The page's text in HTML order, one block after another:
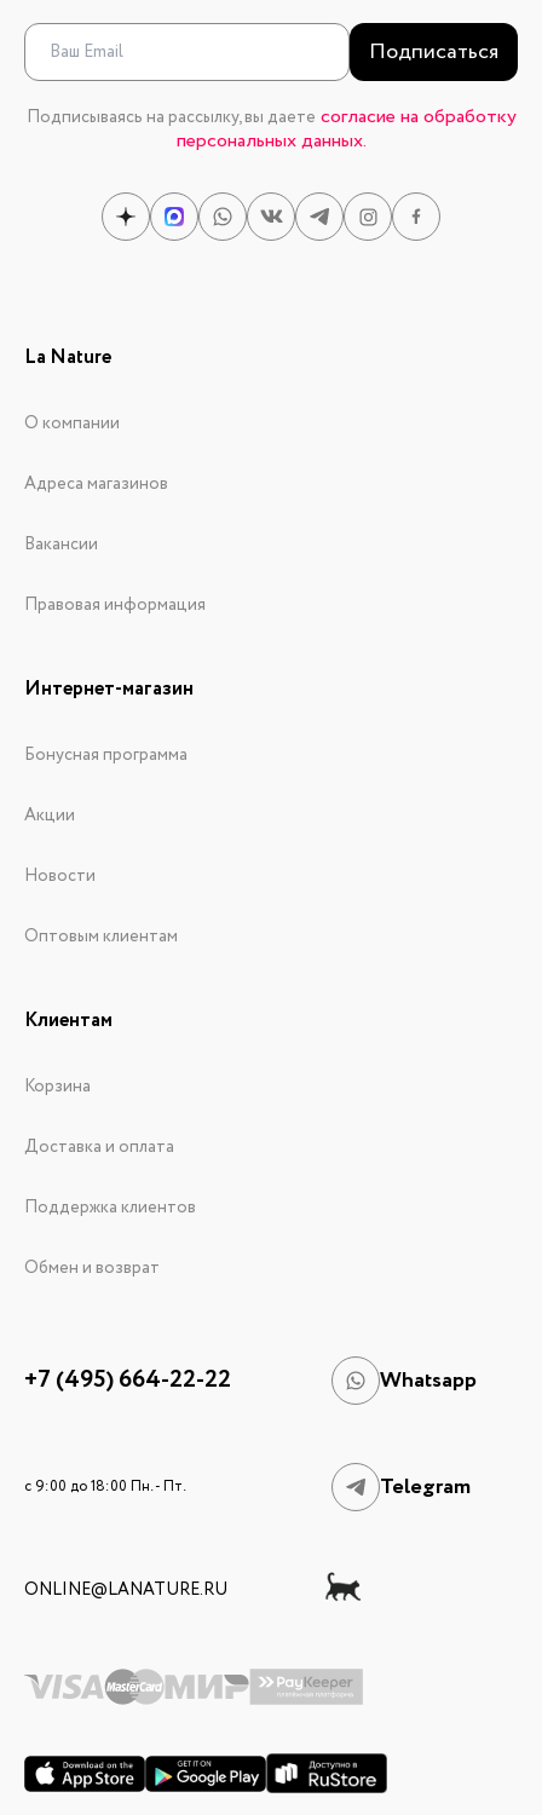
Подписаться
Подписываясь на рассылку, вы даете согласие на обработку
персональных данных.
La Nature
О компании
Адреса магазинов
Вакансии
Правовая информация
Интернет-магазин
Бонусная программа
Акции
Новости
Оптовым клиентам
Клиентам
Корзина
Доставка и оплата
Поддержка клиентов
Обмен и возврат
+7 (495) 664-22-22 Whatsapp
c 9:00 до 18:00 Пн. - Пт. Telegram
ONLINE@LANATURE.RU